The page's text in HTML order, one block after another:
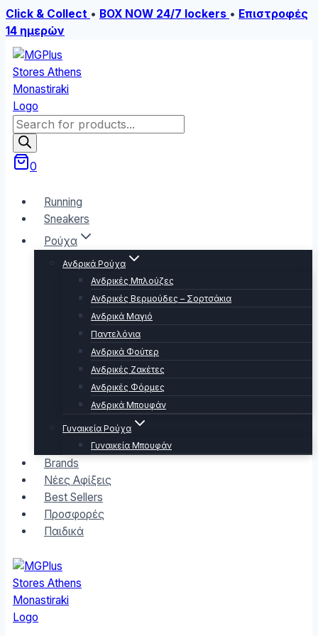
Click & Collect • BOX NOW 24/7 lockers • Επιστροφές
14 ημερών
Skip
to
content
Products
search
0
Running
Sneakers
Ρούχα
Ανδρικά Ρούχα
Ανδρικές Μπλούζες
Ανδρικές Βερμούδες – Σορτσάκια
Ανδρικά Μαγιό
Παντελόνια
Ανδρικά Φούτερ
Ανδρικές Ζακέτες
Ανδρικές Φόρμες
Ανδρικά Μπουφάν
Γυναικεία Ρούχα
Γυναικεία Μπουφάν
Brands
Νέες Αφίξεις
Best Sellers
Προσφορές
Παιδικά